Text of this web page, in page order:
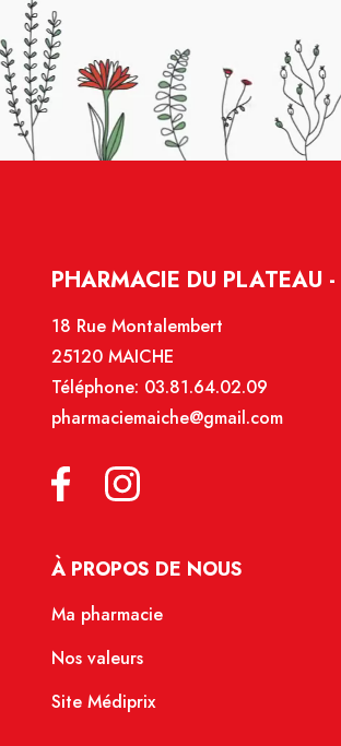
PHARMACIE DU PLATEAU
18 Rue Montalembert
25120 MAICHE
Téléphone: 03.81.64.02.09
pharmaciemaiche@gmail.com
À PROPOS DE NOUS
Ma pharmacie
Nos valeurs
Site Médiprix